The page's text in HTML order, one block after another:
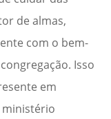
de almas,
com o bem-
Isso
em
ministério